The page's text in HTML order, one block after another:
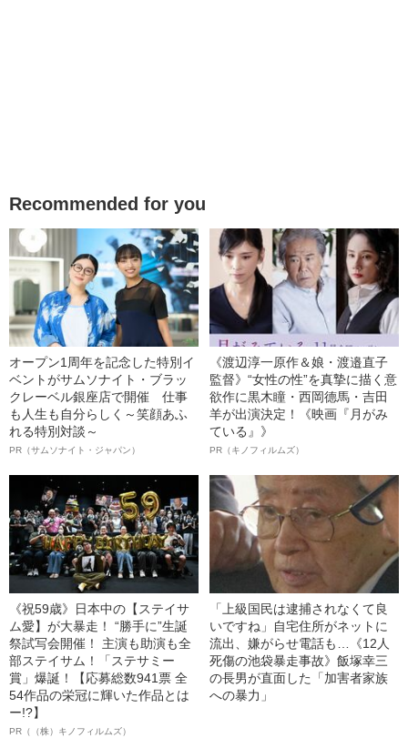
Recommended for you
オープン1周年を記念した特別イ
ベントがサムソナイト・ブラッ
クレーベル銀座店で開催 仕事
も人生も自分らしく～笑顔あふ
れる特別対談～
PR（サムソナイト・ジャパン）
《渡辺淳一原作＆娘・渡邉直子
監督》“女性の性”を真摯に描く意
欲作に黒木瞳・西岡德馬・吉田
羊が出演決定！《映画『月がみ
ている』》
PR（キノフィルムズ）
《祝59歳》日本中の【ステイサ
ム愛】が大暴走！ “勝手に”生誕
祭試写会開催！ 主演も助演も全
部ステイサム！「ステサミー
賞」爆誕！【応募総数941票 全
54作品の栄冠に輝いた作品とは
ー!?】
PR（（株）キノフィルムズ）
「上級国民は逮捕されなくて良
いですね」自宅住所がネットに
流出、嫌がらせ電話も…《12人
死傷の池袋暴走事故》飯塚幸三
の長男が直面した「加害者家族
への暴力」